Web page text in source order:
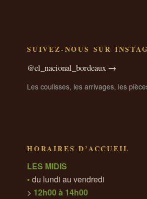
SUIVEZ-NOUS SUR
@el_nacional_bordeaux →
Les coulisses, les arrivages, les
HORAIRES D’ACCUEIL
LES MIDIS
• du lundi au vendredi
> 12h00 à 14h00